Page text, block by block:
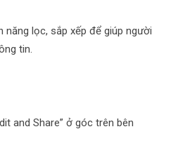
năng lọc, sắp xếp để giúp người
tin.
and Share” ở góc trên bên